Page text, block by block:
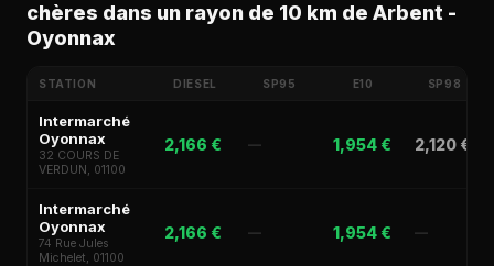
chères dans un rayon de 10 km de Arbent -
Oyonnax
STATION DIESEL SP95 E10 SP98
Intermarché
Oyonnax
32 COURS DE
VERDUN, 01100
2,166 € — 1,954 € 2,120 €
Intermarché
Oyonnax
74 Rue Jules
Michelet, 01100
2,166 € — 1,954 € —